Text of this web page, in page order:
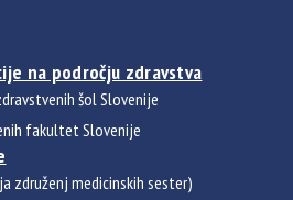
na področju zdravstva
šol Slovenije
fakultet Slovenije
združenj medicinskih sester)